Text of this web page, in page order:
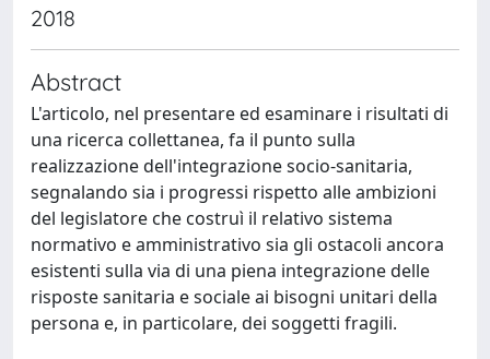
2018
Abstract
L'articolo, nel presentare ed esaminare i risultati di
una ricerca collettanea, fa il punto sulla
realizzazione dell'integrazione socio-sanitaria,
segnalando sia i progressi rispetto alle ambizioni
del legislatore che costruì il relativo sistema
normativo e amministrativo sia gli ostacoli ancora
esistenti sulla via di una piena integrazione delle
risposte sanitaria e sociale ai bisogni unitari della
persona e, in particolare, dei soggetti fragili.